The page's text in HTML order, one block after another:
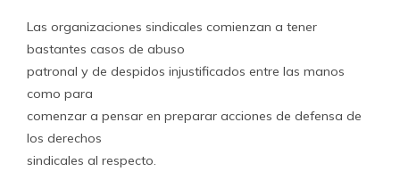
Las organizaciones sindicales comienzan a tener
bastantes casos de abuso
patronal y de despidos injustificados entre las manos
como para
comenzar a pensar en preparar acciones de defensa de
los derechos
sindicales al respecto.